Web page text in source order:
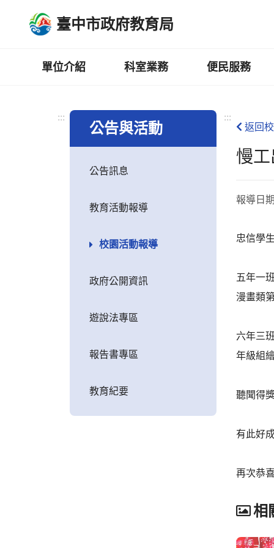
臺中市政府教育局
單位介紹 科室業務 便民服務
:::
公告與活動
公告訊息
教育活動報導
校園活動報導
政府公開資訊
遊說法專區
報告書專區
教育紀要
:::
返回
慢
報導日
忠信學
五年一
漫畫類
六年三
年級組
聽聞得
有此好
再次恭
相